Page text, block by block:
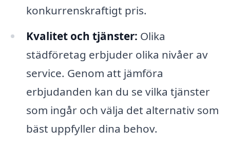
konkurrenskraftigt pris.
Kvalitet och tjänster: Olika
städföretag erbjuder olika nivåer av
service. Genom att jämföra
erbjudanden kan du se vilka tjänster
som ingår och välja det alternativ som
bäst uppfyller dina behov.